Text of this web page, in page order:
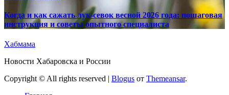
Когда и как сажать лук-севок весной 2026 года: пошаговая
инструкция и советы опытного специалиста
Хабмама
Новости Хабаровска и России
Copyright © All rights reserved | Blogus от Themeansar.